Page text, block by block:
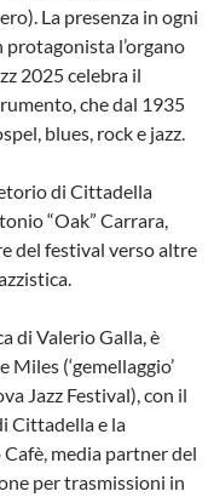
La presenza in ogni
l’organo
2025 celebra il
che dal 1935
blues, rock e jazz.
di Cittadella
“Oak” Carrara,
del festival verso altre
di Valerio Galla, è
(‘gemellaggio’
Jazz Festival), con il
Cittadella e la
media partner del
per trasmissioni in